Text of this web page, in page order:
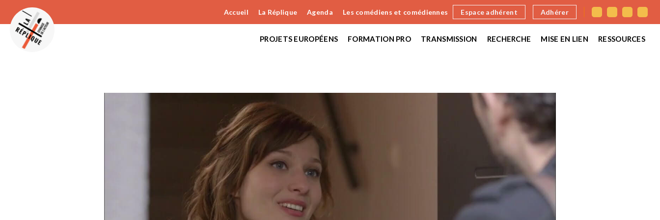
Accueil La Réplique Agenda Les comédiens et comédiennes Espace adhérent Adhérer
PROJETS EUROPÉENS FORMATION PRO TRANSMISSION RECHERCHE MISE EN LIEN RESSOURCES